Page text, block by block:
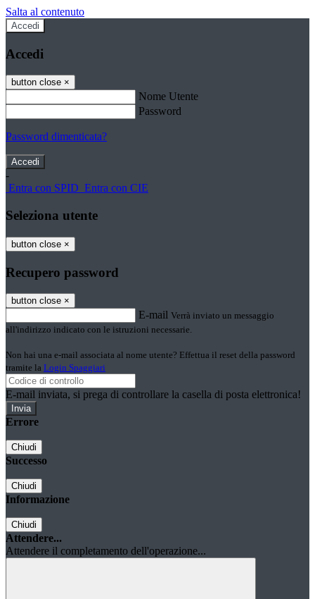
Salta al contenuto
Accedi
Accedi
button close ×
Nome Utente
Password
Password dimenticata?
-
Entra con SPID Entra con CIE
Seleziona utente
button close ×
Recupero password
button close ×
E-mail Verrà inviato un messaggio
all'indirizzo indicato con le istruzioni necessarie.
Non hai una e-mail associata al nome utente? Effettua il reset della password
tramite la Login Spaggiari
E-mail inviata, si prega di controllare la casella di posta elettronica!
Errore
Chiudi
Successo
Chiudi
Informazione
Chiudi
Attendere...
Attendere il completamento dell'operazione...